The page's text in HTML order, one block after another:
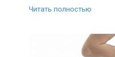
Читать полностью